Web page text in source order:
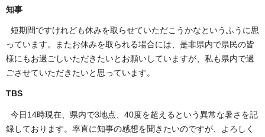
知事
短期間ですけれども休みを取らせていただこうかなというふうに思
っています。またお休みを取られる場合には、是非県内で県民の皆
様にもお過ごしいただきたいとお願いしていますが、私も県内で過
ごさせていただきたいと思っています。
TBS
今日14時現在、県内で3地点、40度を超えるという異常な暑さを記
録しております。率直に知事の感想を聞きたいのですが、よろしく